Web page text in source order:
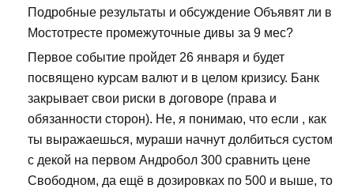
Подробные результаты и обсуждение Объявят ли в
Мостотресте промежуточные дивы за 9 мес?
Первое событие пройдет 26 января и будет
посвящено курсам валют и в целом кризису. Банк
закрывает свои риски в договоре (права и
обязанности сторон). Не, я понимаю, что если , как
ты выражаешься, мураши начнут долбиться сустом
с декой на первом Андробол 300 сравнить цене
Свободном, да ещё в дозировках по 500 и выше, то